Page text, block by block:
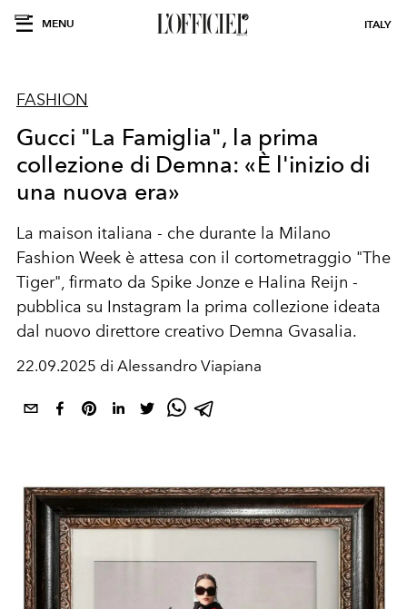
MENU ITALY
FASHION
Gucci "La Famiglia", la prima
collezione di Demna: «È l'inizio di
una nuova era»
La maison italiana - che durante la Milano
Fashion Week è attesa con il cortometraggio "The
Tiger", firmato da Spike Jonze e Halina Reijn -
pubblica su Instagram la prima collezione ideata
dal nuovo direttore creativo Demna Gvasalia.
22.09.2025 di Alessandro Viapiana